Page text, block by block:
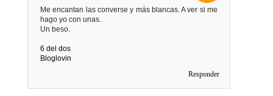
Me encantan las converse y más blancas. A ver si me
hago yo con unas.
Un beso.
6 del dos
Bloglovin
Responder